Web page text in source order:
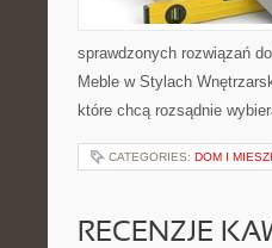
sprawdzonych rozwiązań
Meble w Stylach
które chcą rozsądnie
CATEGORIES: DOM I
RECENZJE